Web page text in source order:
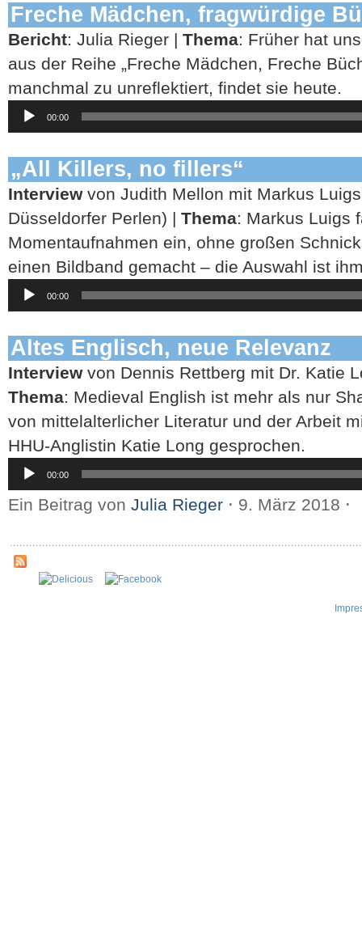
Freche Mädchen, fragwürdige
Bericht: Julia Rieger | Thema: Früher hat
aus der Reihe „Freche Mädchen, Freche
manchmal zu unreflektiert, findet sie heute.
Audio-
Player
00:00
„All Killers, no fillers“
Interviewvon Judith Mellon mit Markus
Düsseldorfer Perlen) | Thema: Markus Luigs
Momentaufnahmen ein, ohne großen
einen Bildband gemacht – die Auswahl ist
Audio-
Player
00:00
Altes Englisch, neue Relevanz
Interviewvon Dennis Rettberg mit Dr. Katie
Thema: Medieval English ist mehr als nur
von mittelalterlicher Literatur und der Arbeit
HHU-Anglistin Katie Long gesprochen.
Audio-
Player
00:00
Ein Beitrag von Julia Rieger ⋅ 9. März 2018 ⋅